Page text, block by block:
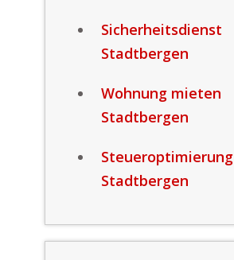
Sicherheitsdienst
Stadtbergen
Wohnung mieten
Stadtbergen
Steueroptimierung
Stadtbergen